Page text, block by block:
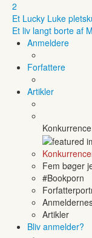
2
Et Lucky Luke
Et liv langt borte af
Anmeldere
Forfattere
Artikler
Fem bøger
#Bookporn
Artikler
Bliv anmelder?